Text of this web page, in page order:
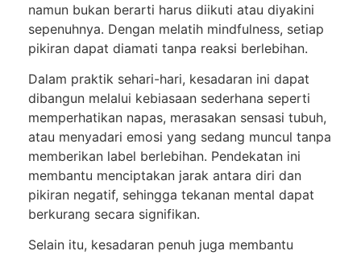
namun bukan berarti harus diikuti atau diyakini
sepenuhnya. Dengan melatih mindfulness, setiap
pikiran dapat diamati tanpa reaksi berlebihan.
Dalam praktik sehari-hari, kesadaran ini dapat
dibangun melalui kebiasaan sederhana seperti
memperhatikan napas, merasakan sensasi tubuh,
atau menyadari emosi yang sedang muncul tanpa
memberikan label berlebihan. Pendekatan ini
membantu menciptakan jarak antara diri dan
pikiran negatif, sehingga tekanan mental dapat
berkurang secara signifikan.
Selain itu, kesadaran penuh juga membantu